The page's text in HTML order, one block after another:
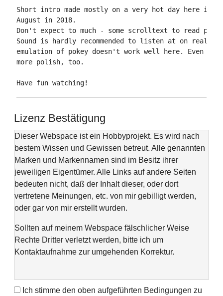
Short intro made mostly on a very hot day here in
August in 2018.
Don't expect to much - some scrolltext to read
Sound is hardly recommended to listen at on real
emulation of pokey doesn't work well here. Even the
more polish, too.
Have fun watching!
Lizenz Bestätigung
Dieser Webspace ist ein Hobbyprojekt. Es wird nach
bestem Wissen und Gewissen betreut. Alle genannten
Marken und Markennamen sind im Besitz ihrer
jeweiligen Eigentümer. Alle Links auf andere Seiten
bedeuten nicht, daß der Inhalt dieser, oder dort
vertretene Meinungen, etc. von mir gebilligt werden,
oder gar von mir erstellt wurden.
Sollten auf meinem Webspace fälschlicher Weise
Rechte Dritter verletzt werden, bitte ich um
Kontaktaufnahme zur umgehenden Korrektur.
This web space is a project of my spare time and not
Ich stimme den oben aufgeführten Bedingungen zu